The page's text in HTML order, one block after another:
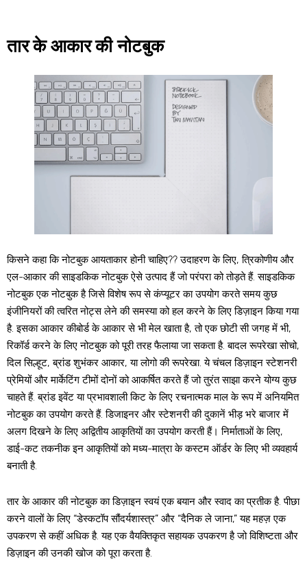
तार के आकार की नोटबुक
किसने कहा कि नोटबुक आयताकार होनी चाहिए?? उदाहरण के लिए, त्रिकोणीय और
एल-आकार की साइडकिक नोटबुक ऐसे उत्पाद हैं जो परंपरा को तोड़ते हैं. साइडकिक
नोटबुक एक नोटबुक है जिसे विशेष रूप से कंप्यूटर का उपयोग करते समय कुछ
इंजीनियरों की त्वरित नोट्स लेने की समस्या को हल करने के लिए डिज़ाइन किया गया
है. इसका आकार कीबोर्ड के आकार से भी मेल खाता है, तो एक छोटी सी जगह में भी,
रिकॉर्ड करने के लिए नोटबुक को पूरी तरह फैलाया जा सकता है. बादल रूपरेखा सोचो,
दिल सिल्हूट, ब्रांड शुभंकर आकार, या लोगो की रूपरेखा. ये चंचल डिज़ाइन स्टेशनरी
प्रेमियों और मार्केटिंग टीमों दोनों को आकर्षित करते हैं जो तुरंत साझा करने योग्य कुछ
चाहते हैं. ब्रांड इवेंट या प्रभावशाली किट के लिए रचनात्मक माल के रूप में अनियमित
नोटबुक का उपयोग करते हैं. डिजाइनर और स्टेशनरी की दुकानें भीड़ भरे बाजार में
अलग दिखने के लिए अद्वितीय आकृतियों का उपयोग करती हैं। निर्माताओं के लिए,
डाई-कट तकनीक इन आकृतियों को मध्य-मात्रा के कस्टम ऑर्डर के लिए भी व्यवहार्य
बनाती है.
तार के आकार की नोटबुक का डिज़ाइन स्वयं एक बयान और स्वाद का प्रतीक है. पीछा
करने वालों के लिए “डेस्कटॉप सौंदर्यशास्त्र” और “दैनिक ले जाना,” यह महज़ एक
उपकरण से कहीं अधिक है. यह एक वैयक्तिकृत सहायक उपकरण है जो विशिष्टता और
डिज़ाइन की उनकी खोज को पूरा करता है.